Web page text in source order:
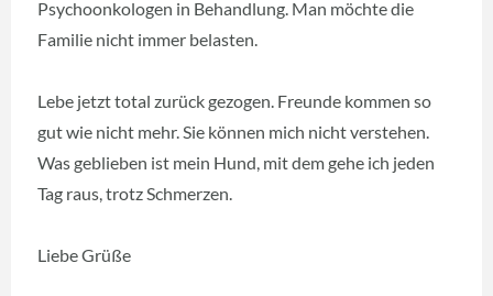
Psychoonkologen in Behandlung. Man möchte die
Familie nicht immer belasten.
Lebe jetzt total zurück gezogen. Freunde kommen so
gut wie nicht mehr. Sie können mich nicht verstehen.
Was geblieben ist mein Hund, mit dem gehe ich jeden
Tag raus, trotz Schmerzen.
Liebe Grüße